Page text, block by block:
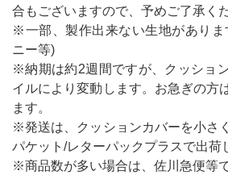
合もございますので、予めご了承く
※一部、製作出来ない生地があり
ニー等)
※納期は約2週間ですが、クッショ
イルにより変動します。お急ぎの方
ます。
※発送は、クッションカバーを小さ
パケット/レターパックプラスで出荷
※商品数が多い場合は、佐川急便等